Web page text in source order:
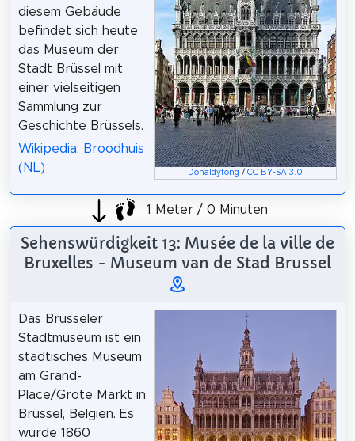
Donaldytong /CC BY-SA 3.0
diesem Gebäude
befindet sich heute
das Museum der
Stadt Brüssel mit
einer vielseitigen
Sammlung zur
Geschichte Brüssels.
Wikipedia: Broodhuis
(NL)
1 Meter / 0 Minuten
Sehenswürdigkeit 13: Musée de la ville de
Bruxelles - Museum van de Stad Brussel
Das Brüsseler
Stadtmuseum ist ein
städtisches Museum
am Grand-
Place/Grote Markt in
Brüssel, Belgien. Es
wurde 1860